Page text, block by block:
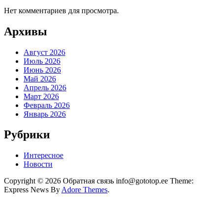
Нет комментариев для просмотра.
Архивы
Август 2026
Июль 2026
Июнь 2026
Май 2026
Апрель 2026
Март 2026
Февраль 2026
Январь 2026
Рубрики
Интересное
Новости
Copyright © 2026 Обратная связь info@gototop.ee Theme:
Express News By Adore Themes.